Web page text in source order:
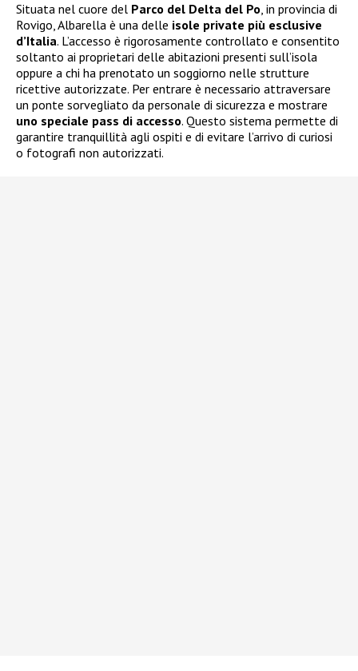
Situata nel cuore del Parco del Delta del Po, in provincia di
Rovigo, Albarella è una delle isole private più esclusive
d’Italia. L’accesso è rigorosamente controllato e consentito
soltanto ai proprietari delle abitazioni presenti sull’isola
oppure a chi ha prenotato un soggiorno nelle strutture
ricettive autorizzate. Per entrare è necessario attraversare
un ponte sorvegliato da personale di sicurezza e mostrare
uno speciale pass di accesso. Questo sistema permette di
garantire tranquillità agli ospiti e di evitare l’arrivo di curiosi
o fotografi non autorizzati.